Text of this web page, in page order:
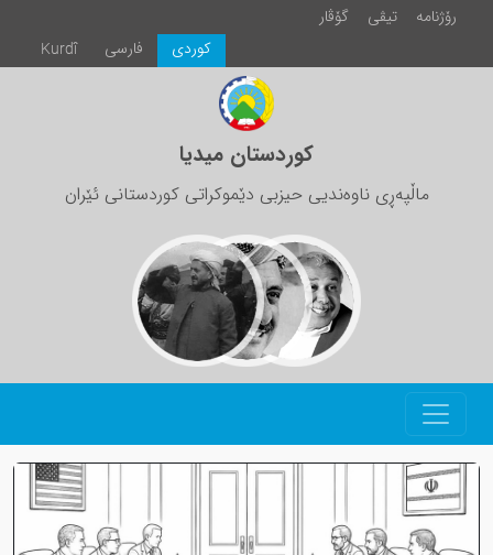
رۆژنامە تیڤی
گۆڤار
Kurdî
فارسی كوردی
کوردستان میدیا
ماڵپەڕی ناوەندیی حیزبی دێموکراتی کوردستانی ئێران